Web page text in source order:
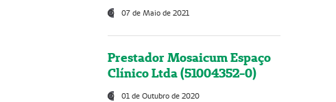
07 de Maio de 2021
Prestador Mosaicum Espaço
Clínico Ltda (51004352-0)
01 de Outubro de 2020